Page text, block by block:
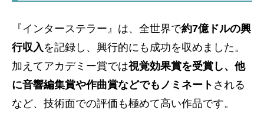
『インターステラー』は、全世界で約7億ドルの興
行収入 を記録し、興行的にも成功を収めました。
加えてアカデミー賞では視覚効果賞を受賞し、他
に音響編集賞や作曲賞などでもノミネート される
など、技術面での評価も極めて高い作品です。